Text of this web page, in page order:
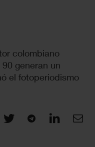
colombiano
generan un
el fotoperiodismo